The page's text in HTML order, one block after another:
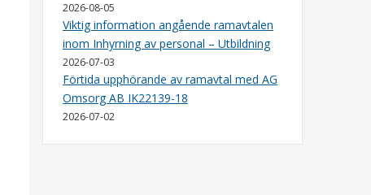
2026-08-05
Viktig information angående ramavtalen
inom Inhyrning av personal – Utbildning
2026-07-03
Förtida upphörande av ramavtal med AG
Omsorg AB IK22139-18
2026-07-02